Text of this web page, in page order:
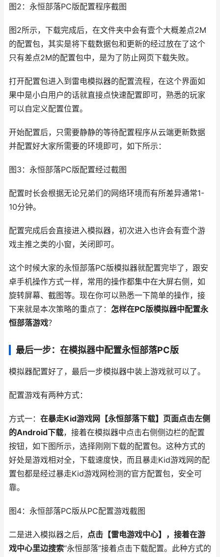
图2：永恒部落PC版配置程序截图
图2所示，下载完成后，在文件夹中会有壹个大概差点2M
的配置包，其实是将下载数据包和更新的经过放在了这个
只有差点2M的配置包中，是为了防止网页下载失败。
打开配置包进入到雷电模拟器的配置流程，在这个界面如
果中是小白用户的话就直接点快速配置即可，熟悉的玩家
可以自定义配置位置。
开始配置后，只需要静静的等待配置程序从云端更新数据
并配置好大家所需要的环境即可，如下所示：
图3：永恒部落PC版配置经过截图
配置时长会根据无论兄弟们的网络环境而有所差异通常1-
10分钟。
配置完成后会直接进入模拟器，初次进入也许会有壹个游
戏主推之类的小窗，关闭即可。
这个时候大家的永恒部落PC版模拟器就配置完毕了，跟安
卓手机操作方式一样，常用的操作都集中在大屏右侧，如
旋转屏幕、截图等。现在你可以熟悉一下简单的操作，接
下来就是本次策略的重点了： 怎样在PC版模拟器中配置永
恒部落游戏？
最后一步：在模拟器中配置永恒部落PC版
模拟器配置好了，最后一步模拟器中装上游戏就可以了。
配置游戏有两种方式：
方式一： 在暴走Kid游戏网【永恒部落下载】页面点击左侧
的Android下载，接着在模拟器中点击右侧侧边栏的配置
按钮，如下图所示，选择刚刚下载的配置包。这种方式的
好处是游戏相对全，下载速度快，而且暴走Kid游戏网的配
置包都是经过暴走Kid游戏网检测的官方配置包，安全可
靠。
图4：永恒部落PC版从PC配置游戏截图
二是进入模拟器之后， 点击【雷电游戏中心】，接着在游
戏中心里边搜索“永恒部落”接着点击下载配置。此种方式的